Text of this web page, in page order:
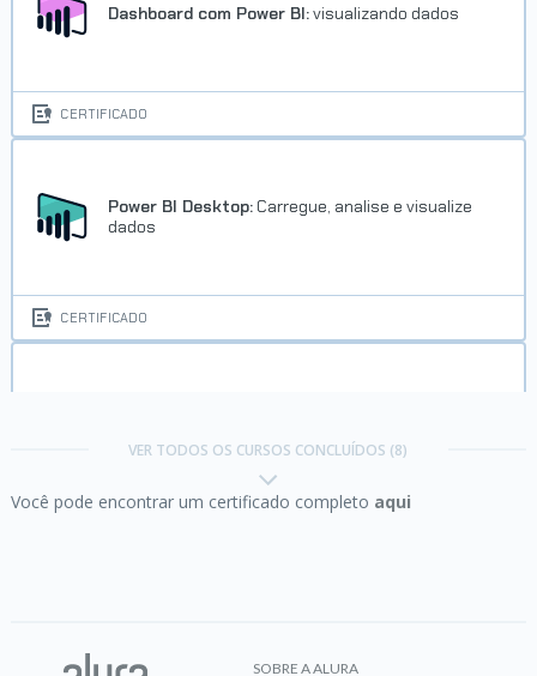
Dashboard com Power BI:visualizando dados
CERTIFICADO
Power BI Desktop: Carregue, analise e visualize
dados
CERTIFICADO
VER TODOS OS CURSOS CONCLUÍDOS (8)
Você pode encontrar um certificado completo aqui
SOBRE A ALURA